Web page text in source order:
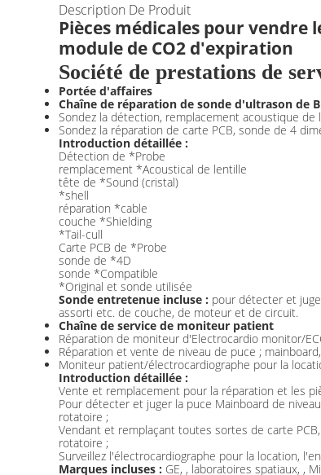
Description De Produit
Pièces médicales pour vendre
module de CO2 d'expiration
Société de prestations de
Portée d'affaires
Chaîne de réparation de sonde d'ultrason de B
Sondez la détection, remplacement acoustique
Sondez la réparation de carte PCB, sonde de 4
Introduction détaillée :
Détection de *Probe
remplacement *Acoustical de lentille
tête de *Sound (cristal)
*shell
réparation *cable
couche *Shielding
*Tail-cull
Carte PCB de *Probe
sonde de *4D
sonde *Compatible
*Original et sonde utilisée
Sonde entretenue incluse : pour détecter et
assorti etc. de couche, de moteur et de circuit.
Chaîne de service de moniteur patient
Réparation de moniteur d'Electrocardio monitor/
Réparation et vente de niveau de puce ;
Moniteur patient/électrocardiographe pour la
Introduction détaillée :
Vente et remplacement pour la réparation et les
Pour détecter et juger la puce Mainboard de
rotatoire ;
Vendant et remplaçant toutes sortes de carte
rotatoire ;
Surveillez l'électrocardiographe pour la location,
Marques incluses : GE, , laboratoires spatiaux, ,